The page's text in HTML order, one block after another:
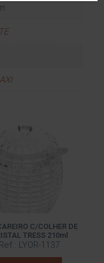
C/COLHER DE
TRESS 210ml
Ref.: LYOR-1137